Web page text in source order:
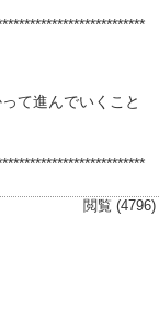
て進んでいくこと
閲覧 (4796)